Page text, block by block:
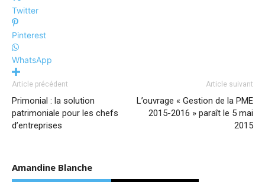
Twitter
Pinterest
WhatsApp
Article précédent
Primonial : la solution
patrimoniale pour les chefs
d’entreprises
Article suivant
L’ouvrage « Gestion de la PME
2015-2016 » paraît le 5 mai
2015
Amandine Blanche